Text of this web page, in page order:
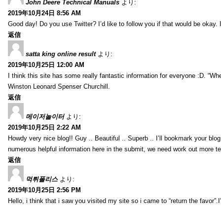
John Deere Technical Manuals より:
2019年10月24日 8:56 AM
Good day! Do you use Twitter? I’d like to follow you if that would be
返信
satta king online result より:
2019年10月25日 12:00 AM
I think this site has some really fantastic information for everyone :D.
Winston Leonard Spenser Churchill.
返信
메이저놀이터 より:
2019年10月25日 2:22 AM
Howdy very nice blog!! Guy .. Beautiful .. Superb .. I’ll bookmark your
numerous helpful information here in the submit, we need work out more
返信
먹튀폴리스 より:
2019年10月25日 2:56 PM
Hello, i think that i saw you visited my site so i came to “return the